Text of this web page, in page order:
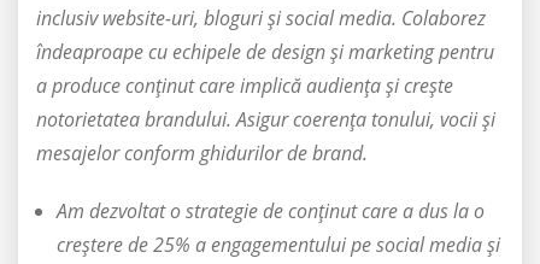
inclusiv website-uri, bloguri și social media. Colaborez
îndeaproape cu echipele de design și marketing pentru
a produce conținut care implică audiența și crește
notorietatea brandului. Asigur coerența tonului, vocii și
mesajelor conform ghidurilor de brand.
Am dezvoltat o strategie de conținut care a dus la o
creștere de 25% a engagementului pe social media și